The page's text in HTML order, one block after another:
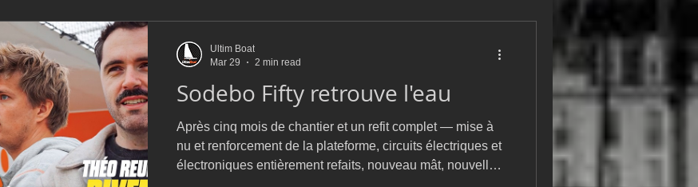
PAC52
Botin 52 Classe 50 Figaro 3 Flying Phantom L&#39;Hydroptère
Open 7.50
Sodebo Fifty retrouve l'eau
Après cinq mois de chantier et un refit complet — mise à
nu et renforcement de la plateforme, circuits électriques et
électroniques entièrement refaits, nouveau mât, nouvelles
Ultim Boat
Mar 29
2 min read